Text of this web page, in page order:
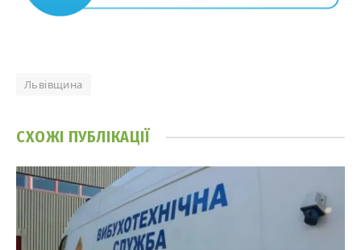
Львівщина
СХОЖІ ПУБЛІКАЦІЇ